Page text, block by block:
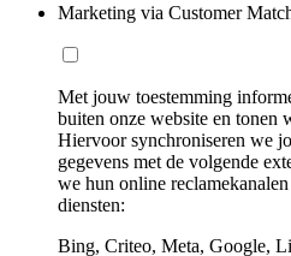
Marketing via Customer
Met jouw toestemming
buiten onze website en tonen
Hiervoor synchroniseren we
gegevens met de volgende
we hun online
diensten:
Bing, Criteo, Meta, Google,